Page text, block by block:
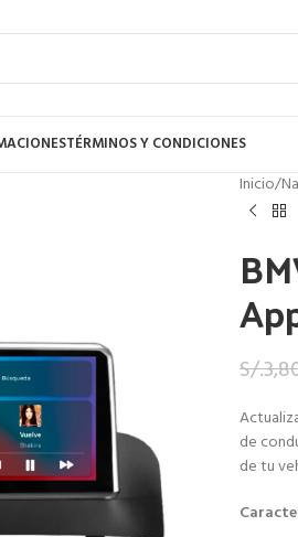
TÉRMINOS Y CONDICIONES
Inicio/
S/.
de
de tu